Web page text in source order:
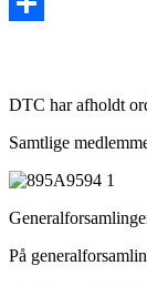
DTC har afholdt
Samtlige
På